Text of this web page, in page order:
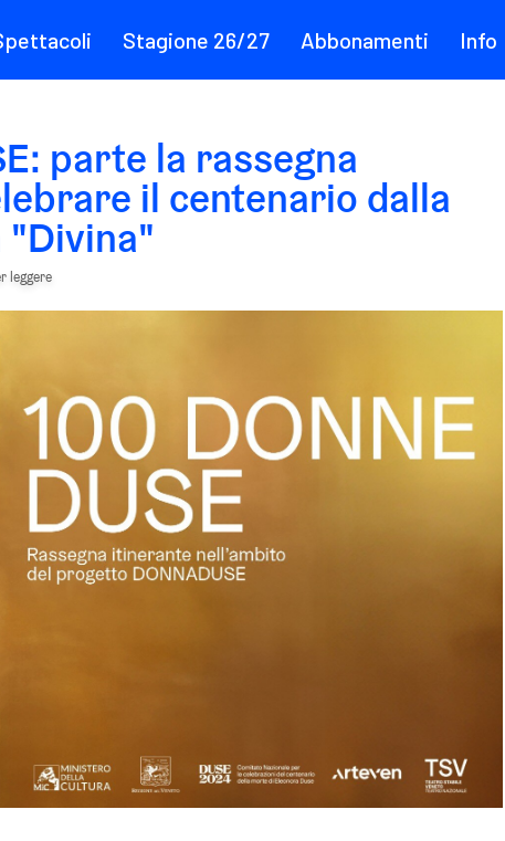
Stagione 26/27 Abbonamenti Info
parte la rassegna
il centenario dalla
"Divina"
leggere